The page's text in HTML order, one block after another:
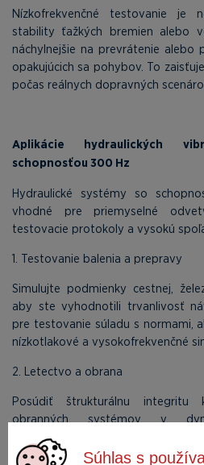
Súhlas s
Nízkofrekvenčné testovanie je
stability ťažkých bremien alebo
náchylnejšie na prevrátenie alebo
opakujúcich sa pohybov. To
počas reálnych dopravných
Aplikácie hydraulických
schopnosťou 300 Hz
Hydraulické systémy so
vhodné pre priemyselné
testovacie protokoly a vysokú
1. Testovanie balenia a prepravy
Simulujte podmienky cestnej,
aby ste vyhodnotili trvanlivosť
pre testovanie súladu s normami,
nízkotlakové a vysokofrekvenčné
2. Letectvo a obrana
Posúdiť štrukturálnu integritu
obranných systémov v
Zabezpečte, aby materiály
vibráciám a rýchlym cyklom